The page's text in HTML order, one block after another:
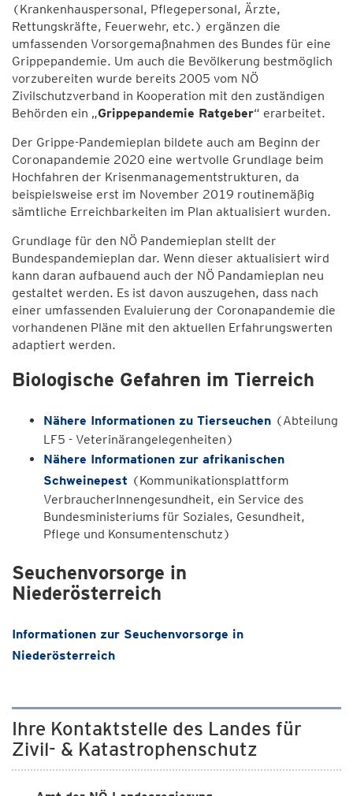
(Krankenhauspersonal, Pflegepersonal, Ärzte,
Rettungskräfte, Feuerwehr, etc.) ergänzen die
umfassenden Vorsorgemaßnahmen des Bundes für eine
Grippepandemie. Um auch die Bevölkerung bestmöglich
vorzubereiten wurde bereits 2005 vom NÖ
Zivilschutzverband in Kooperation mit den zuständigen
Behörden ein „Grippepandemie Ratgeber“ erarbeitet.
Der Grippe-Pandemieplan bildete auch am Beginn der
Coronapandemie 2020 eine wertvolle Grundlage beim
Hochfahren der Krisenmanagementstrukturen, da
beispielsweise erst im November 2019 routinemäßig
sämtliche Erreichbarkeiten im Plan aktualisiert wurden.
Grundlage für den NÖ Pandemieplan stellt der
Bundespandemieplan dar. Wenn dieser aktualisiert wird
kann daran aufbauend auch der NÖ Pandamieplan neu
gestaltet werden. Es ist davon auszugehen, dass nach
einer umfassenden Evaluierung der Coronapandemie die
vorhandenen Pläne mit den aktuellen Erfahrungswerten
adaptiert werden.
Biologische Gefahren im Tierreich
Nähere Informationen zu Tierseuchen (Abteilung
LF5 - Veterinärangelegenheiten)
Nähere Informationen zur afrikanischen
Schweinepest (Kommunikationsplattform
VerbraucherInnengesundheit, ein Service des
Bundesministeriums für Soziales, Gesundheit,
Pflege und Konsumentenschutz)
Seuchenvorsorge in
Niederösterreich
Informationen zur Seuchenvorsorge in
Niederösterreich
Ihre Kontaktstelle des Landes für
Zivil- & Katastrophenschutz